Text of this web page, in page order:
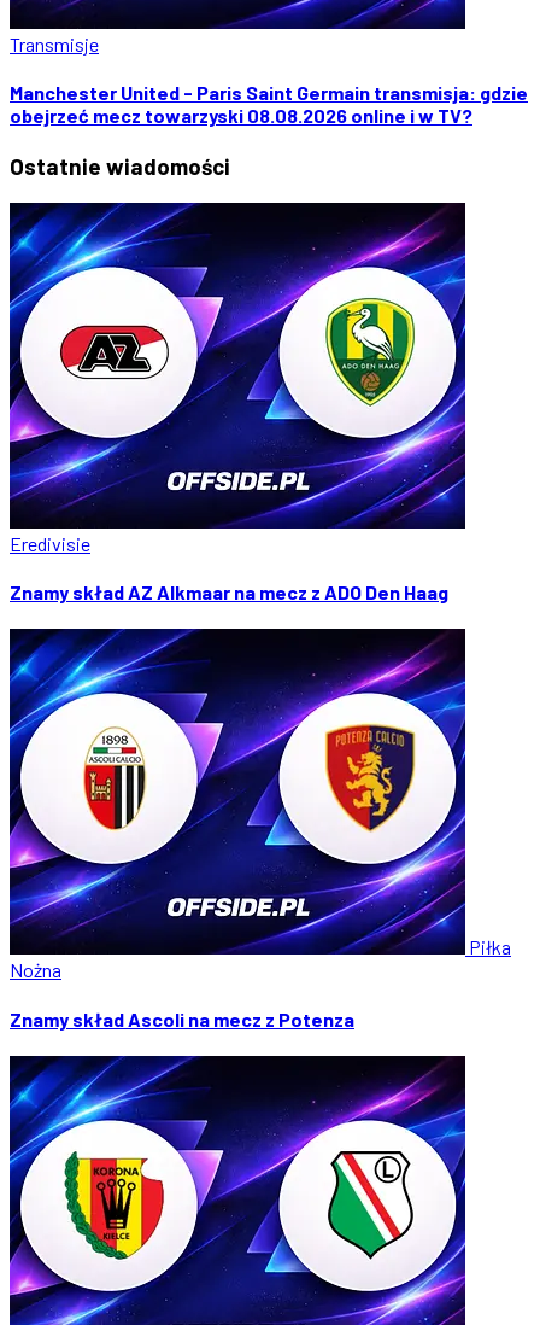
Transmisje
Manchester United - Paris Saint Germain transmisja: gdzie
obejrzeć mecz towarzyski 08.08.2026 online i w TV?
Ostatnie wiadomości
Eredivisie
Znamy skład AZ Alkmaar na mecz z ADO Den Haag
Piłka
Nożna
Znamy skład Ascoli na mecz z Potenza